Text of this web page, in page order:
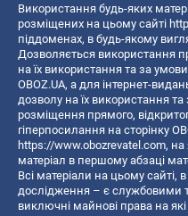
Використання будь-яких
розміщених на цьому сайті
піддоменах, в будь-якому
Дозволяється використання
на їх використання та за
OBOZ.UA, а для інтернет-
дозволу на їх використання
розміщення прямого,
гіперпосилання на сторінку
https://www.obozrevatel.com, на
матеріал в першому абзаці
Всі матеріали на цьому сайті, в
дослідження – є службовими
виключні майнові права на